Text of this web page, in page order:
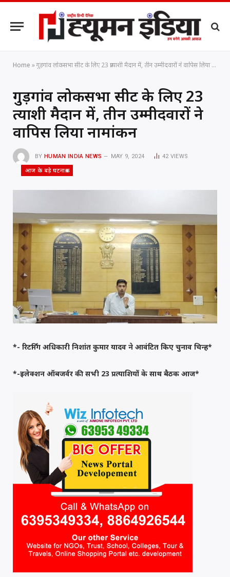
Home »गुड़गांव लोकसभा सीट के लिए 23 प्रत्याशी मैदान में, तीन उम्मीदवारों ने वापिस लिया नामांकन
गुड़गांव लोकसभा सीट के लिए 23
प्रत्याशी मैदान में, तीन उम्मीदवारों ने
वापिस लिया नामांकन
BY HUMAN INDIA NEWS MAY 9, 2024 42 VIEWS
आज के बड़े घटनाक्रम
*- रिटर्निंग अधिकारी निशांत कुमार यादव ने आवंटित किए चुनाव चिन्ह*
*-इलेक्शन ऑबजर्वर की सभी 23 प्रत्याशियों के साथ बैठक आज*